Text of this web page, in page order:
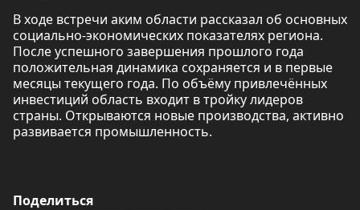
В ходе встречи аким области рассказал об основных
социально-экономических показателях региона.
После успешного завершения прошлого года
положительная динамика сохраняется и в первые
месяцы текущего года. По объёму привлечённых
инвестиций область входит в тройку лидеров
страны. Открываются новые производства, активно
развивается промышленность.
Поделиться